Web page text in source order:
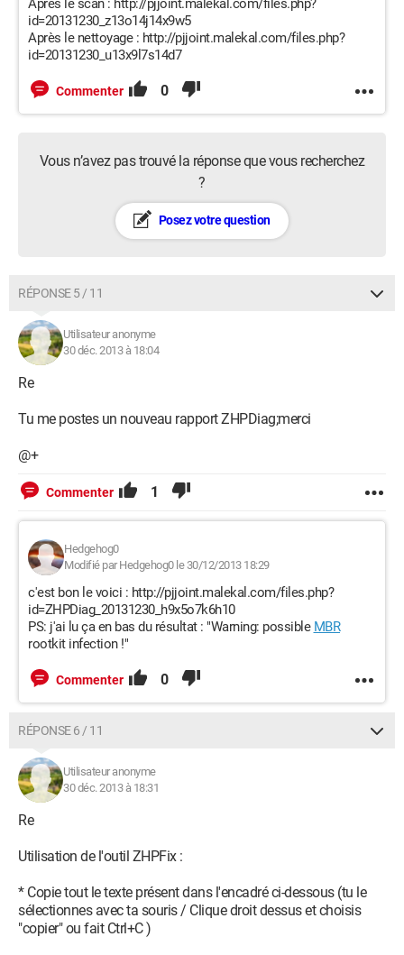
Après le scan : http://pjjoint.malekal.com/files.php?
id=20131230_z13o14j14x9w5
Après le nettoyage : http://pjjoint.malekal.com/files.php?
id=20131230_u13x9l7s14d7
Commenter 0
Vous n’avez pas trouvé la réponse que vous recherchez
?
Posez votre question
RÉPONSE 5 / 11
Utilisateur anonyme
30 déc. 2013 à 18:04
Re
Tu me postes un nouveau rapport ZHPDiag;merci
@+
Commenter 1
Hedgehog0
Modifié par Hedgehog0 le 30/12/2013 18:29
c'est bon le voici : http://pjjoint.malekal.com/files.php?
id=ZHPDiag_20131230_h9x5o7k6h10
PS: j'ai lu ça en bas du résultat : "Warning: possible MBR
rootkit infection !"
Commenter 0
RÉPONSE 6 / 11
Utilisateur anonyme
30 déc. 2013 à 18:31
Re
Utilisation de l'outil ZHPFix :
* Copie tout le texte présent dans l'encadré ci-dessous (tu le
sélectionnes avec ta souris / Clique droit dessus et choisis
"copier" ou fait Ctrl+C )